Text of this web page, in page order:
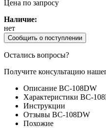
Цена по запросу
Наличие:
нет
Сообщить о поступлении
Остались вопросы?
Получите консультацию
Описание BC-108DW
Характеристики BC-
Инструкции
Отзывы BC-108DW
Похожие